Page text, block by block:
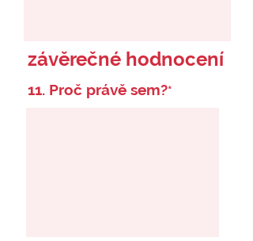
závěrečné hodnocení
11. Proč právě sem?*